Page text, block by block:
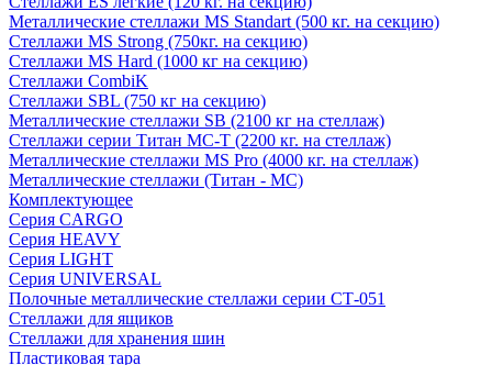
Металлические стеллажи MS Standart (500 кг. на секцию)
Стеллажи MS Strong (750кг. на секцию)
Стеллажи MS Hard (1000 кг на секцию)
Стеллажи CombiK
Стеллажи SBL (750 кг на секцию)
Металлические стеллажи SB (2100 кг на стеллаж)
Стеллажи серии Титан МС-Т (2200 кг. на стеллаж)
Металлические стеллажи MS Pro (4000 кг. на стеллаж)
Металлические стеллажи (Титан - МС)
Комплектующее
Серия CARGO
Серия HEAVY
Серия LIGHT
Серия UNIVERSAL
Полочные металлические стеллажи серии СТ-051
Стеллажи для ящиков
Стеллажи для хранения шин
Пластиковая тара